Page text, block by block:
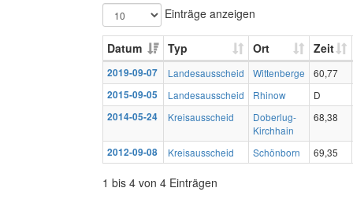
Einträge anzeigen
Datum Typ Ort Zeit
2019-09-07 Landesausscheid Wittenberge
60,77
2015-09-05
Landesausscheid Rhinow
D
2014-05-24
Kreisausscheid
Doberlug-
Kirchhain
68,38
2012-09-08 Kreisausscheid Schönborn 69,35
1 bis 4 von 4 Einträgen